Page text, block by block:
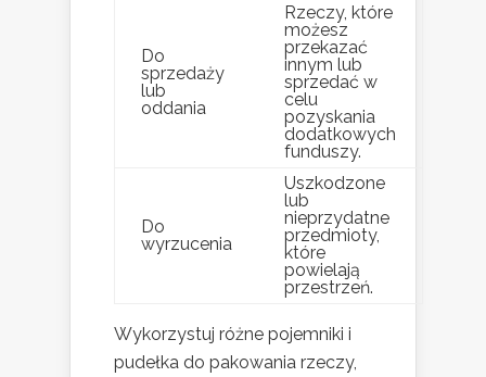
Do
sprzedaży
lub
oddania
Rzeczy, które
możesz
przekazać
innym lub
sprzedać w
celu
pozyskania
dodatkowych
funduszy.
Do
wyrzucenia
Uszkodzone
lub
nieprzydatne
przedmioty,
które
powielają
przestrzeń.
Wykorzystuj różne pojemniki i
pudełka do pakowania rzeczy,